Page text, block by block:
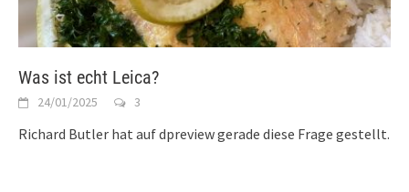
Was ist echt Leica?
24/01/2025 3
Richard Butler hat auf dpreview gerade diese Frage gestellt.